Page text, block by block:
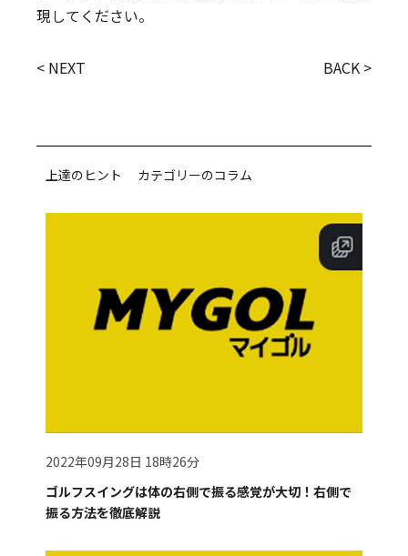
現してください。
< NEXT BACK >
上達のヒント カテゴリーのコラム
2022年09月28日 18時26分
ゴルフスイングは体の右側で振る感覚が大切！右側で
振る方法を徹底解説